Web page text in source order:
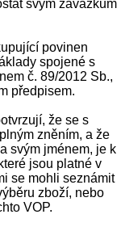
svým závazkům
povinen
spojené s
č. 89/2012 Sb.,
předpisem.
že se s
zněním, a že
svým jménem, je k
jsou platné v
se mohli seznámit
zboží, nebo
VOP.